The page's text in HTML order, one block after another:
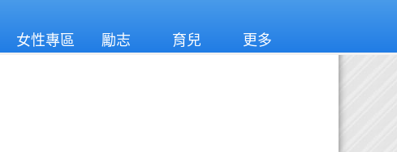
女性專區 勵志 育兒 更多